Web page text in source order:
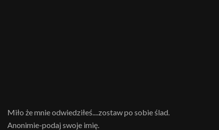
Miło że mnie odwiedziłeś....zostaw po sobie ślad.
Anonimie-podaj swoje imię.